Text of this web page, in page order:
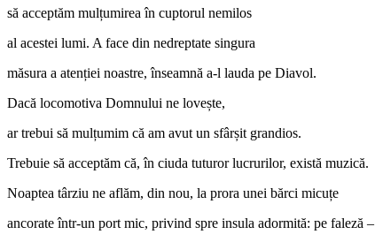
să acceptăm mulțumirea în cuptorul nemilos
al acestei lumi. A face din nedreptate singura
măsura a atenției noastre, înseamnă a-l lauda pe Diavol.
Dacă locomotiva Domnului ne lovește,
ar trebui să mulțumim că am avut un sfârșit grandios.
Trebuie să acceptăm că, în ciuda tuturor lucrurilor, există muzică.
Noaptea târziu ne aflăm, din nou, la prora unei bărci micuțe
ancorate într-un port mic, privind spre insula adormită: pe faleză –